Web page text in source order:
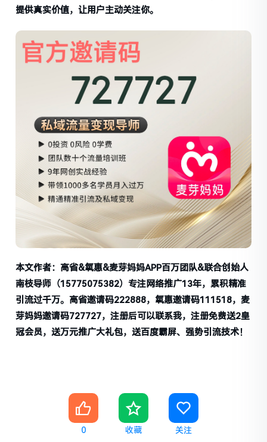
提供真实价值，让用户主动关注你。
本文作者：高省&氧惠&麦芽妈妈APP百万团队&联合创始人
南枝导师（15775075382）专注网络推广13年，累积精准
引流过千万。高省邀请码222888，氧惠邀请码111518，麦
芽妈妈邀请码727727，注册后可以联系我，注册免费送2皇
冠会员，送万元推广大礼包，送百度霸屏、强势引流技术！
0 收藏 关注